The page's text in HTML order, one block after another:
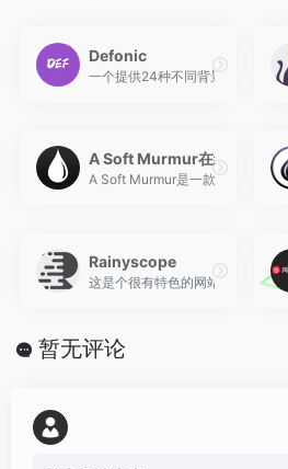
Defonic
一个提供24种不同背景音效的声
A Soft Murmur在线白噪音生
A Soft Murmur是一款在线背景噪
Rainyscope
这是个很有特色的网站，有五种
暂无评论